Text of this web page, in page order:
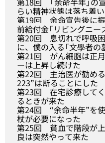
らい精神状態は落ち着
第19回 余命宣告後に
前給付金「リビングニー
第20回 息切れで呼吸
に、僕の入る「文學者の
第21回 がん細胞は正
ーは上昇し続けた
第22回 主治医が勧め
223”は断ることにした
第23回 在宅診療して
るときが来た
第24回 “余命半年”を
杖が必要になった
第25回 貧血で階段が
良は突然やって来た